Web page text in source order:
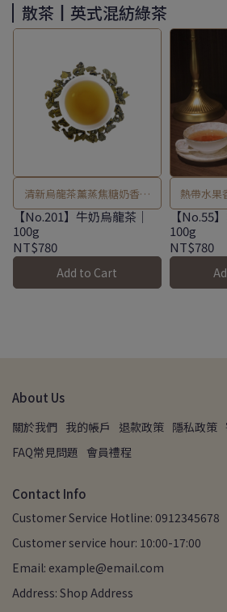
散茶┃英式混紡綠茶
清新烏龍茶薰蒸焦糖奶香，
回甘滋味令人陶醉。
【No.201】牛奶烏龍茶｜
100g
NT$780
Add to Cart
熱帶水果
【No.55
100g
NT$780
About Us
關於我們 我的帳戶 退款政策 隱私政策
FAQ常見問題 會員禮程
Contact Info
Customer Service Hotline: 0912345678
Customer service hour: 10:00-17:00
Email: example@email.com
Address: Shop Address